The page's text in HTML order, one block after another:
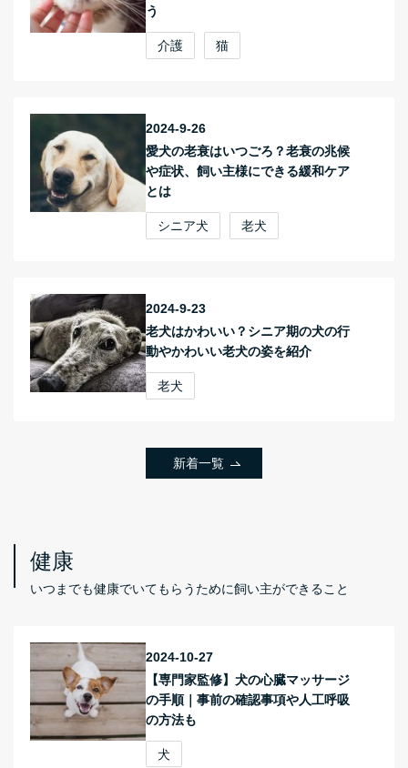
う
介護 猫
2024-9-26
愛犬の老衰はいつごろ？老衰の兆候
や症状、飼い主様にできる緩和ケア
とは
シニア犬 老犬
2024-9-23
老犬はかわいい？シニア期の犬の行
動やかわいい老犬の姿を紹介
老犬
新着一覧
健康
いつまでも健康でいてもらうために飼い主ができること
2024-10-27
【専門家監修】犬の心臓マッサージ
の手順｜事前の確認事項や人工呼吸
の方法も
犬